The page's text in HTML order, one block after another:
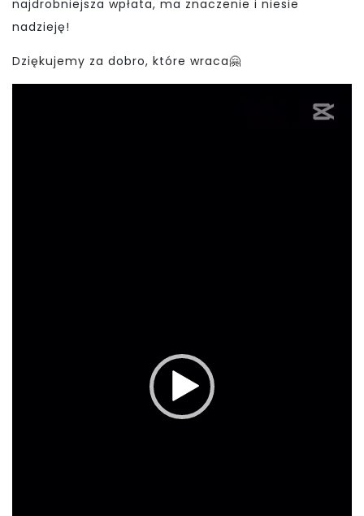
najdrobniejsza wpłata, ma znaczenie i niesie
nadzieję!
Dziękujemy za dobro, które wraca🤗